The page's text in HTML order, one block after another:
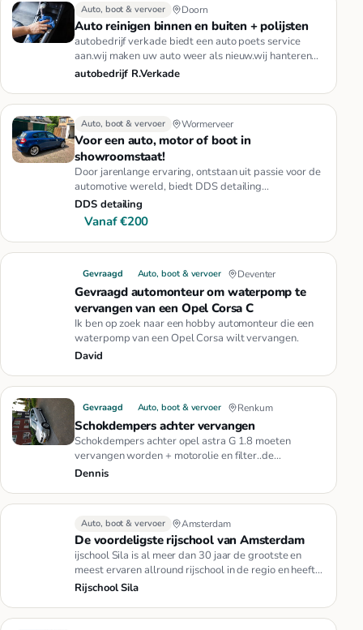
Auto, boot & vervoer Doorn
Auto reinigen binnen en buiten + polijsten
autobedrijf verkade biedt een auto poets service
aan.wij maken uw auto weer als nieuw.wij hanteren
de volgende prijzen:v…
autobedrijf R.Verkade
Auto, boot & vervoer Wormerveer
Voor een auto, motor of boot in
showroomstaat!
Door jarenlange ervaring, ontstaan uit passie voor de
automotive wereld, biedt DDS detailing
hoogstaande diensten in de …
DDS detailing
Vanaf €200
Gevraagd Auto, boot & vervoer Deventer
Gevraagd automonteur om waterpomp te
vervangen van een Opel Corsa C
Ik ben op zoek naar een hobby automonteur die een
waterpomp van een Opel Corsa wilt vervangen.
David
Gevraagd Auto, boot & vervoer Renkum
Schokdempers achter vervangen
Schokdempers achter opel astra G 1.8 moeten
vervangen worden + motorolie en filter..de
onderdelen zijn reeds aanwezig..i…
Dennis
Auto, boot & vervoer Amsterdam
De voordeligste rijschool van Amsterdam
ijschool Sila is al meer dan 30 jaar de grootste en
meest ervaren allround rijschool in de regio en heeft
zelfs het gros…
Rijschool Sila